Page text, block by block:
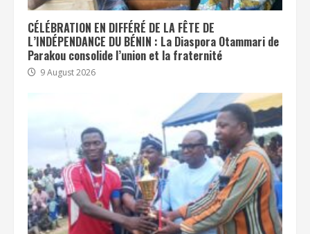
CÉLÉBRATION EN DIFFÉRÉ DE LA FÊTE DE
L’INDÉPENDANCE DU BÉNIN : La Diaspora Otammari de
Parakou consolide l’union et la fraternité
9 August 2026